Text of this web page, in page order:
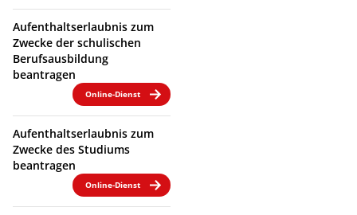
Aufenthaltserlaubnis zum
Zwecke der schulischen
Berufsausbildung
beantragen
Online-Dienst
Aufenthaltserlaubnis zum
Zwecke des Studiums
beantragen
Online-Dienst